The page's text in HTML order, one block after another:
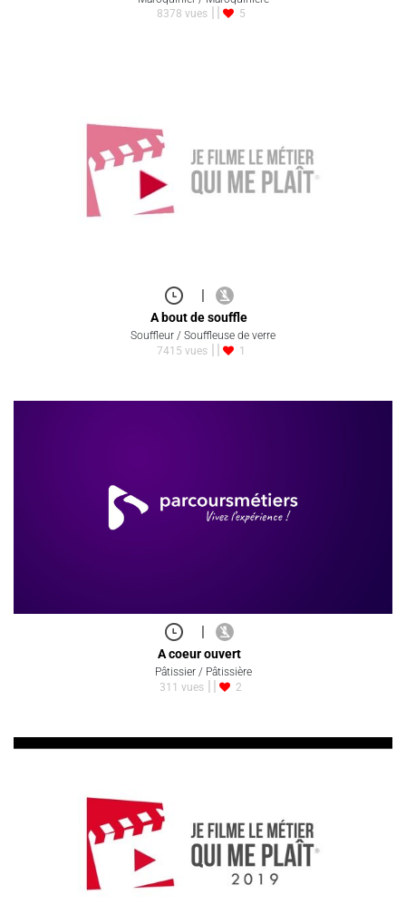
8378 vues
5
|
A bout de souffle
Souffleur / Souffleuse de verre
7415 vues
1
|
A coeur ouvert
Pâtissier / Pâtissière
311 vues
2